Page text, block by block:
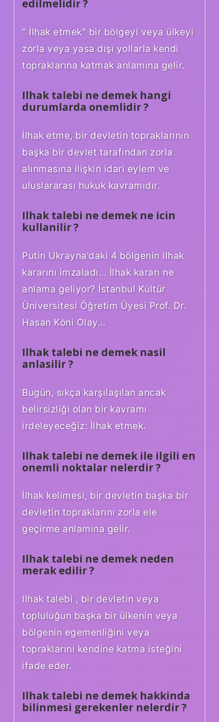
edilmelidir ?
" İlhak etmek" bir bölgeyi veya ülkeyi
zorla veya yasa dışı yollarla kendi
topraklarına katmak anlamına gelir.
Ilhak talebi ne demek hangi
durumlarda onemlidir ?
İlhak etme, bir devletin topraklarının
başka bir devlet tarafından zorla
alınmasına ilişkin idari eylem ve
uluslararası hukuk kavramıdır.
Ilhak talebi ne demek ne icin
kullanilir ?
Putin Ukrayna’daki 4 bölgenin ilhak
kararını imzaladı… İlhak kararı ne
anlama geliyor? İstanbul Kültür
Üniversitesi Öğretim Üyesi Prof. Dr.
Hasan Köni Olay…
Ilhak talebi ne demek nasil
anlasilir ?
Bugün, sıkça karşılaşılan ancak
belirsizliği olan bir kavramı
irdeleyeceğiz: İlhak etmek.
Ilhak talebi ne demek ile ilgili en
onemli noktalar nelerdir ?
İlhak kelimesi, bir devletin başka bir
devletin topraklarını zorla ele
geçirme anlamına gelir.
Ilhak talebi ne demek neden
merak edilir ?
Ilhak talebi , bir devletin veya
topluluğun başka bir ülkenin veya
bölgenin egemenliğini veya
topraklarını kendine katma isteğini
ifade eder.
Ilhak talebi ne demek hakkinda
bilinmesi gerekenler nelerdir ?